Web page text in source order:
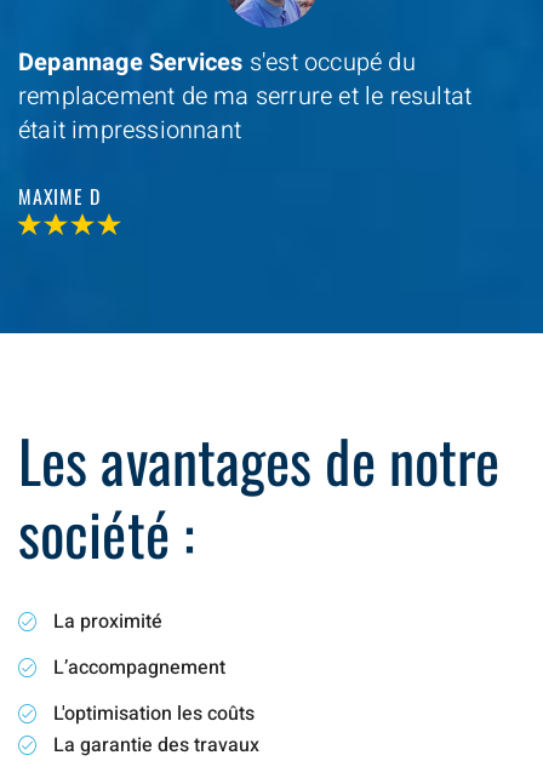
Depannage Services s'est occupé du
remplacement de ma serrure et le resultat
était impressionnant
MAXIME D
Les avantages de notre
société :
La proximité
L’accompagnement
L'optimisation les coûts
La garantie des travaux